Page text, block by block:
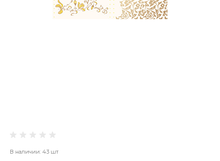
В наличии: 43 шт